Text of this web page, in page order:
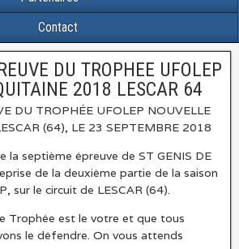
Contact
DU TROPHEE UFOLEP
2018 LESCAR 64
DU TROPHÉE UFOLEP NOUVELLE
(64), LE 23 SEPTEMBRE 2018
la septième épreuve de ST GENIS DE
de la deuxième partie de la saison
sur le circuit de LESCAR (64).
Trophée est le votre et que tous
le défendre. On vous attends